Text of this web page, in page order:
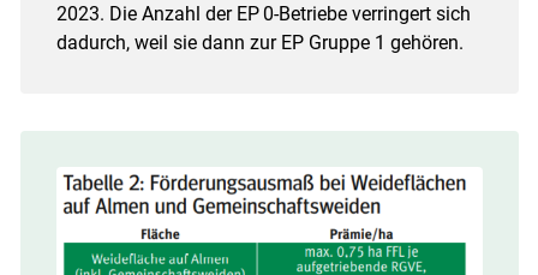
2023. Die Anzahl der EP 0-Betriebe verringert sich
dadurch, weil sie dann zur EP Gruppe 1 gehören.